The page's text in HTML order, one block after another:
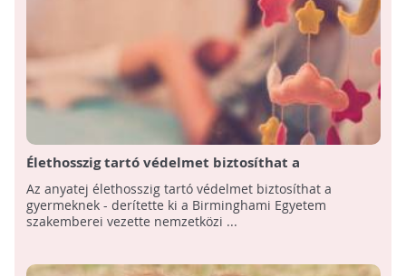
Élethosszig tartó védelmet biztosíthat a
gyermeknek az anyatej
Az anyatej élethosszig tartó védelmet biztosíthat a
gyermeknek - derítette ki a Birminghami Egyetem
szakemberei vezette nemzetközi ...